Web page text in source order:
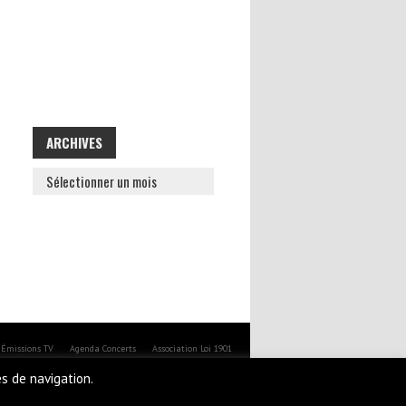
ARCHIVES
ARCHIVES
Émissions TV Agenda Concerts Association Loi 1901
de navigation.